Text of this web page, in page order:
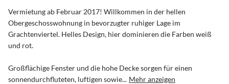
Vermietung ab Februar 2017! Willkommen in der hellen
Obergeschosswohnung in bevorzugter ruhiger Lage im
Grachtenviertel. Helles Design, hier dominieren die Farben weiß
und rot.
Großflächige Fenster und die hohe Decke sorgen für einen
sonnendurchfluteten, luftigen sowie... Mehr anzeigen